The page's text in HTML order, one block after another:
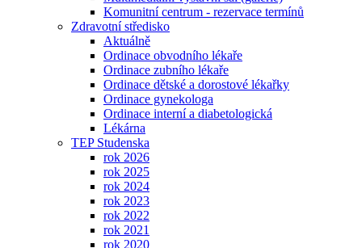
Komunitní centrum - rezervace termínů
Zdravotní středisko
Aktuálně
Ordinace obvodního lékaře
Ordinace zubního lékaře
Ordinace dětské a dorostové lékařky
Ordinace gynekologa
Ordinace interní a diabetologická
Lékárna
TEP Studenska
rok 2026
rok 2025
rok 2024
rok 2023
rok 2022
rok 2021
rok 2020